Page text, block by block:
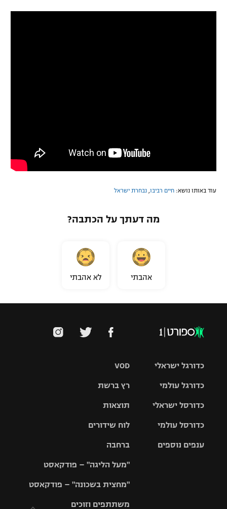
עוד באותו נושא: חיים רביבו נבחרת ישראל
מה דעתך על הכתבה?
אהבתי לא אהבתי
VOD
רץ ברשת
תוצאות
לוח שידורים
ברחבה
"מעל הליגה" – פודקאסט
"מחצית בשכונה" – פודקאסט
משתתפים וזוכים
כדורגל ישראלי
גביע הטוטו
כדורגל עולמי
האלופות
ליגה
כדורסל ישראלי
סל
כדורסל עולמי
ענפים נוספים